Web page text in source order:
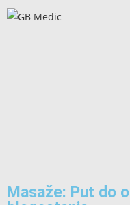
Masaže: Put do